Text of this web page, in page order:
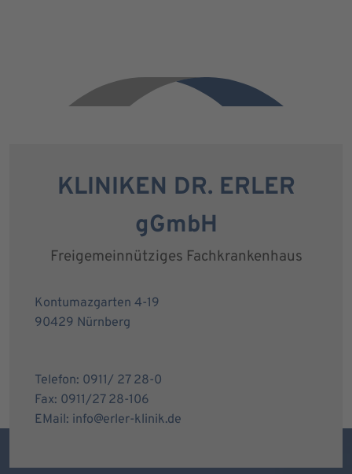
KLINIKEN DR. ERLER
gGmbH
Freigemeinnütziges Fachkrankenhaus
Kontumazgarten 4-19
90429 Nürnberg
Telefon: 0911/ 27 28-0
Fax: 0911/27 28-106
EMail: info@erler-klinik.de